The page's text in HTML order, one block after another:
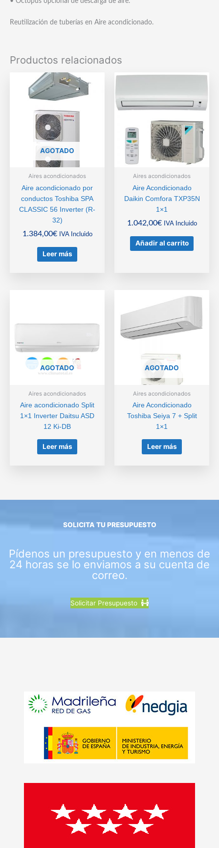
Reutilización de tuberías en Aire acondicionado.
Productos relacionados
AGOTADO
Aires acondicionados
Aire acondicionado por
conductos Toshiba SPA
CLASSIC 56 Inverter (R-
32)
1.384,00€ IVA Incluido
Leer más
Aires acondicionados
Aire Acondicionado
Daikin Comfora TXP35N
1×1
1.042,00€ IVA Incluido
Añadir al carrito
AGOTADO
Aires acondicionados
Aire acondicionado Split
1×1 Inverter Daitsu ASD
12 Ki-DB
Leer más
AGOTADO
Aires acondicionados
Aire Acondicionado
Toshiba Seiya 7 + Split
1×1
Leer más
SOLICITA TU PRESUPUESTO
Pídenos un presupuesto y en menos de
24 horas se lo enviamos a su cuenta de
correo.
Solicitar Presupuesto